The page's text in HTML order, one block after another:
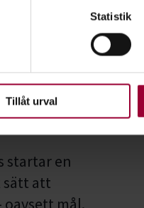
och ställ in dina
förklaringen.
vi kakor (cookies) på
Statistik
Tillåt urval
startar en
sätt att
oavsett mål.